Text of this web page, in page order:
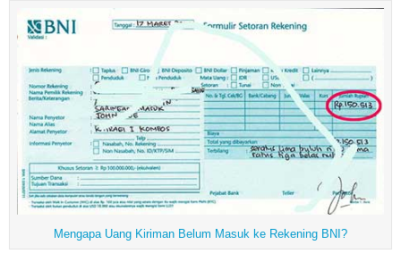
Mengapa Uang Kiriman Belum Masuk ke Rekening BNI?